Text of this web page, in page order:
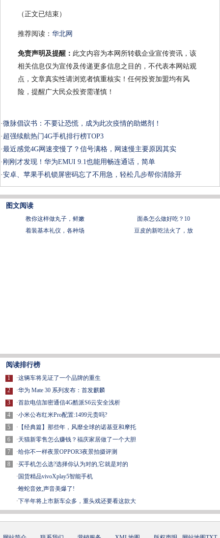
（正文已结束）
推荐阅读： 华北网
免责声明及提醒： 此文内容为本网所转载企业宣传资讯，该
相关信息仅为宣传及传递更多信息之目的，不代表本网站观
点，文章真实性请浏览者慎重核实！任何投资加盟均有风
险，提醒广大民众投资需谨慎！
·微脉倡议书：不要让恐慌，成为此次疫情的助燃剂！
· 超强续航热门4G手机排行榜TOP3
·最近感觉4G网速变慢了？信号满格，网速慢主要原因其实
· 刚刚才发现！华为EMUI 9.1也能用畅连通话，简单
·安卓、苹果手机锁屏密码忘了不用急，轻松几步帮你清除开
图文阅读
教你这样做丸子，鲜嫩
面条怎么做好吃？10
着装基本礼仪，各种场
豆皮的新吃法火了，放
阅读排行榜
1
2
3
4
5
6
7
8
·这辆车将见证了一个品牌的重生
·华为 Mate 30 系列发布：首发麒麟
·首款电信加密通信4G酷派S6云安全浅析
·小米公布红米Pro配置:1499元贵吗?
· 【经典篇】那些年，风靡全球的诺基亚和摩托
·天猫新零售怎么赚钱？福庆家居做了一个大胆
·给你不一样夜景OPPOR3夜景拍摄评测
·买手机怎么选?选择你认为对的,它就是对的
· 国货精品vivoXplay5智能手机
·蝰蛇音效,声音美爆了!
·下半年将上市新车众多，重头戏还要看这款大